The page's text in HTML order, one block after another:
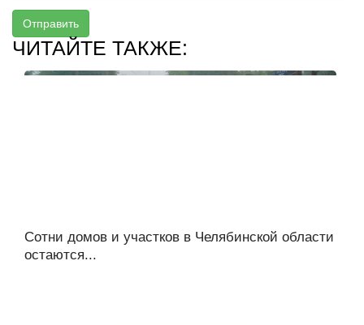
Отправить
ЧИТАЙТЕ ТАКЖЕ:
Сотни домов и участков в Челябинской области
остаются...